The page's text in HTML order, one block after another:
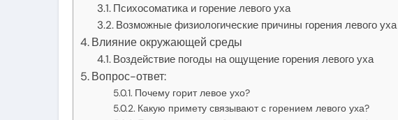
Психосоматика и горение левого уха
Возможные физиологические причины горения левого уха
Влияние окружающей среды
Воздействие погоды на ощущение горения левого уха
Вопрос-ответ:
Почему горит левое ухо?
Какую примету связывают с горением левого уха?